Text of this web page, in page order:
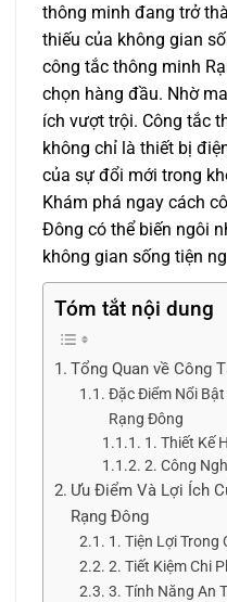
thông minh đang trở
thiếu của không gian
công tắc thông minh
chọn hàng đầu. Nhờ
ích vượt trội. Công tắc
không chỉ là thiết bị
của sự đổi mới trong
Khám phá ngay cách
Đông có thể biến ngôi
không gian sống tiện
Tóm tắt nội dung
Tổng Quan về Công
Đặc Điểm Nổi
Rạng Đông
1. Thiết Kế
2. Công
Ưu Điểm Và Lợi Ích
Rạng Đông
1. Tiện Lợi Trong
2. Tiết Kiệm Chi
3. Tính Năng An